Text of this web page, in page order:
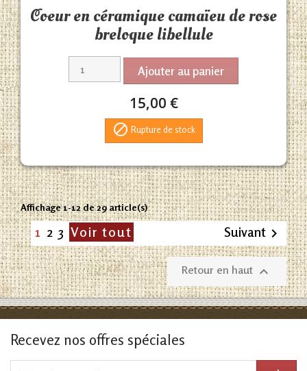
Coeur en céramique camaïeu de rose
breloque libellule
Ajouter au panier
15,00 €
 Rupture de stock
Affichage 1-12 de 29 article(s)
1 2 3 Suivant 
Voir tout
Retour en haut 
Recevez nos offres spéciales